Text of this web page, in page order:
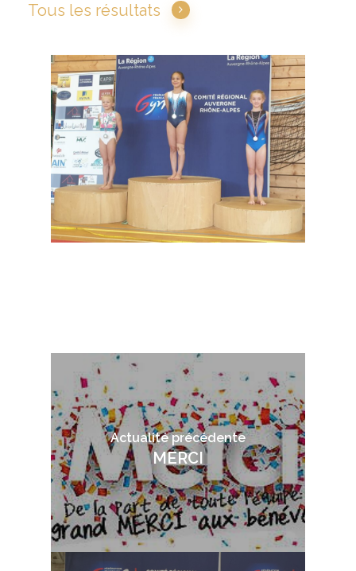
Tous les résultats
Actualité précédente
MERCI